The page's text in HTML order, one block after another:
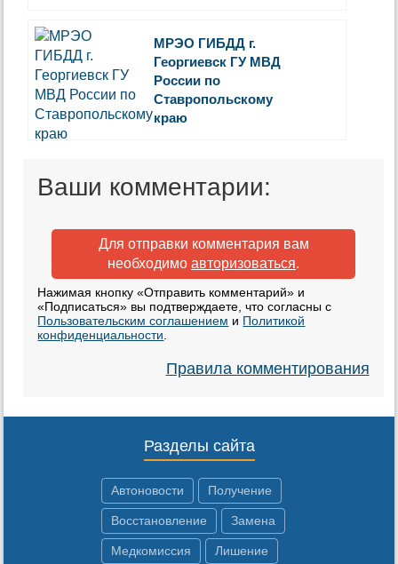
МРЭО ГИБДД г.
Георгиевск ГУ МВД
России по
Ставропольскому
краю
Ваши комментарии:
Для отправки комментария вам
необходимо авторизоваться.
Нажимая кнопку «Отправить комментарий» и
«Подписаться» вы подтверждаете, что согласны с
Пользовательским соглашением и Политикой
конфиденциальности
Правила комментирования
Разделы сайта
Автоновости Получение
Восстановление Замена
Медкомиссия Лишение